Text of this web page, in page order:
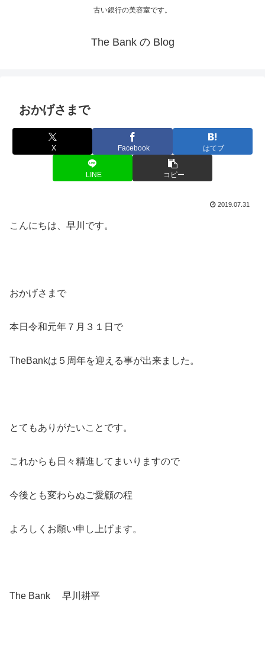
古い銀行の美容室です。
The Bank の Blog
おかげさまで
X Facebook はてブ
LINE コピー
2019.07.31
こんにちは、早川です。
おかげさまで
本日令和元年７月３１日で
TheBankは５周年を迎える事が出来ました。
とてもありがたいことです。
これからも日々精進してまいりますので
今後とも変わらぬご愛顧の程
よろしくお願い申し上げます。
The Bank 早川耕平